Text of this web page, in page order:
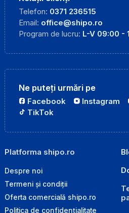
Telefon: 0371 236515
Email: office@shipo.ro
Program de lucru: L-V 09:00 -
Ne puteți urmări pe
Facebook Instagram
TikTok
Platforma shipo.ro
Despre noi
Termeni și condiții
Oferta comercială shipo.ro
Politica de confidențialitate